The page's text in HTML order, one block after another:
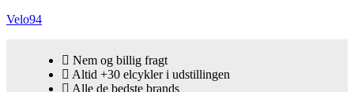
Velo94
Nem og billig fragt
Altid +30 elcykler i udstillingen
Alle de bedste brands